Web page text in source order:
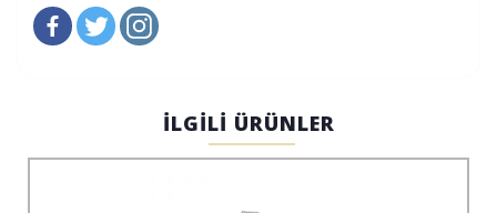
İLGİLİ ÜRÜNLER